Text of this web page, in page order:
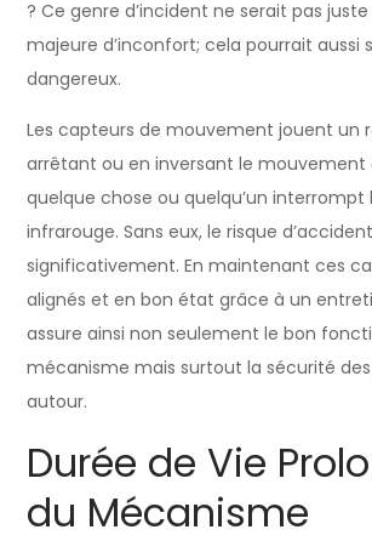
? Ce genre d’incident ne serait pas
majeure d’inconfort; cela pourrait aussi
dangereux.
Les capteurs de mouvement jouent un
arrêtant ou en inversant le mouvement
quelque chose ou quelqu’un interrompt
infrarouge. Sans eux, le risque
significativement. En maintenant ces
alignés et en bon état grâce à un
assure ainsi non seulement le bon
mécanisme mais surtout la sécurité
autour.
Durée de Vie
du Mécanisme